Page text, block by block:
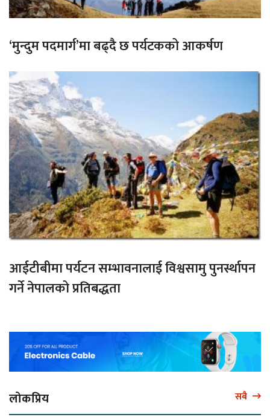
‘मुन्दुम पदमार्ग’मा बढ्दै छ पर्यटकको आकर्षण
आईटीबीमा पर्यटन सम्भावनालाई विश्वसामु पुनर्स्थापन
गर्ने नेपालको प्रतिबद्धता
लोकप्रिय सबै